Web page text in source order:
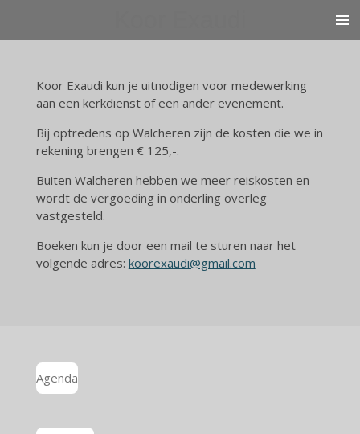
hoofdinhoud
Koor Exaudi kun je uitnodigen voor medewerking
aan een kerkdienst of een ander evenement.
Bij optredens op Walcheren zijn de kosten die we in
rekening brengen € 125,-.
Buiten Walcheren hebben we meer reiskosten en
wordt de vergoeding in onderling overleg
vastgesteld.
Boeken kun je door een mail te sturen naar het
volgende adres: koorexaudi@gmail.com
Agenda